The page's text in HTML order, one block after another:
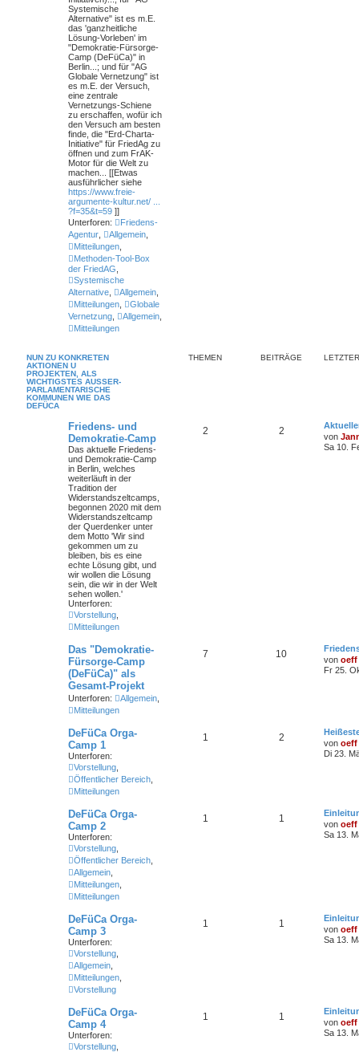
Systemische
Alternative" ist es m.E.
das 'ganzheitliche
Lösung-Vorleben' im
"Demokratie-Fürsorge-
Camp (DeFüCa)" in
Berlin...; und für "AG
Globale Vernetzung" ist
es m.E. der Versuch,
eine zentrale
Vernetzungs-Schiene
zu erschaffen, wofür ich
den Versuch am besten
finde, die "Erd-Charta-
Initiative" für FriedAg zu
öffnen und zum FrAK-
Motor für die Welt zu
machen... [[Etwas
ausführlicher siehe
https://www.freie-
argumente-kultur.net/ ...
?f=35&t=59 ]]
Unterforen:
Friedens-
Agentur
Allgemein
Mitteilungen
Methoden-Tool-Box
der FriedAG
Systemische
Alternative
Allgemein
Mitteilungen
Globale
Vernetzung
Allgemein
Mitteilungen
NUN ZU KONKRETEN
AKTIONEN U
PROJEKTEN, ALS
WICHTIGSTES AUSSER-
PARLAMENTARISCHE
KOMMUNEN WIE DAS
DEFÜCA
THEMEN BEITRÄGE
Friedens- und
Demokratie-Camp
Das aktuelle Friedens-
und Demokratie-Camp
in Berlin, welches
weiterläuft in der
Tradition der
Widerstandszeltcamps,
begonnen 2020 mit dem
Widerstandszeltcamp
der Querdenker unter
dem Motto 'Wir sind
gekommen um zu
bleiben, bis es eine
echte Lösung gibt, und
wir wollen die Lösung
sein, die wir in der Welt
sehen wollen.'
Unterforen:
Vorstellung
Mitteilungen
2 2
von
Sa 10.
Das "Demokratie-
Fürsorge-Camp
(DeFüCa)" als
Gesamt-Projekt
Unterforen: Allgemein
Mitteilungen
7 10
von oeff
Fr 25.
DeFüCa Orga-
Camp 1
Unterforen:
Vorstellung
Öffentlicher Bereich
Mitteilungen
1 2
von oeff
Di 23.
DeFüCa Orga-
Camp 2
Unterforen:
Vorstellung
Öffentlicher Bereich
Allgemein
Mitteilungen
Mitteilungen
1 1
von oeff
Sa 13.
DeFüCa Orga-
Camp 3
Unterforen:
Vorstellung
Allgemein
Mitteilungen
Vorstellung
1 1
von oeff
Sa 13.
DeFüCa Orga-
Camp 4
Unterforen:
Vorstellung
1 1
von oeff
Sa 13.